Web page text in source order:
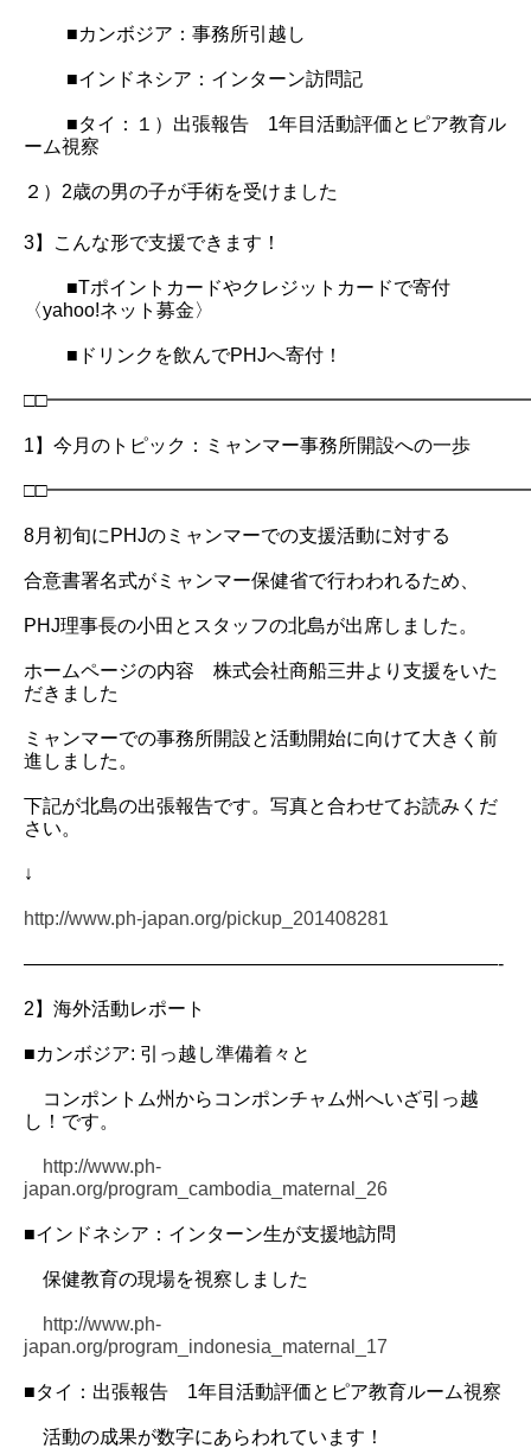
■カンボジア：事務所引越し
■インドネシア：インターン訪問記
■タイ：１）出張報告 1年目活動評価とピア教育ル
ーム視察
２）2歳の男の子が手術を受けました
3】こんな形で支援できます！
■Tポイントカードやクレジットカードで寄付
〈yahoo!ネット募金〉
■ドリンクを飲んでPHJへ寄付！
1】今月のトピック：ミャンマー事務所開設への一歩
8月初旬にPHJのミャンマーでの支援活動に対する
合意書署名式がミャンマー保健省で行わわれるため、
PHJ理事長の小田とスタッフの北島が出席しました。
ホームページの内容 株式会社商船三井より支援をいた
だきました
ミャンマーでの事務所開設と活動開始に向けて大きく前
進しました。
下記が北島の出張報告です。写真と合わせてお読みくだ
さい。
↓
http://www.ph-japan.org/pickup_201408281
—————————————————————————-
2】海外活動レポート
■カンボジア: 引っ越し準備着々と
コンポントム州からコンポンチャム州へいざ引っ越
し！です。
http://www.ph-
japan.org/program_cambodia_maternal_26
■インドネシア：インターン生が支援地訪問
保健教育の現場を視察しました
http://www.ph-
japan.org/program_indonesia_maternal_17
■タイ：出張報告 1年目活動評価とピア教育ルーム視察
活動の成果が数字にあらわれています！